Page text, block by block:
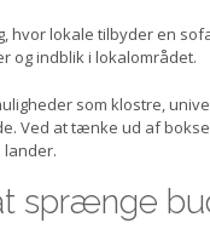
hvor lokale tilbyder en
og indblik i lokalområdet.
som klostre,
Ved at tænke ud af
lander.
sprænge